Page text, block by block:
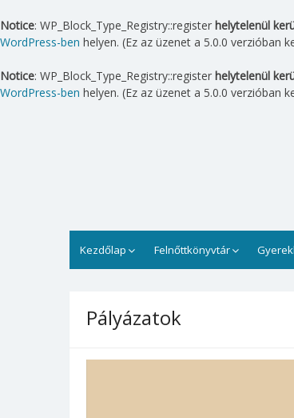
Notice: WP_Block_Type_Registry::register helytelenül
WordPress-ben helyen. (Ez az üzenet a 5.0.0 verzióban
Notice: WP_Block_Type_Registry::register helytelenül
WordPress-ben helyen. (Ez az üzenet a 5.0.0 verzióban
Kezdőlap Felnőttkönyvtár
Pályázatok